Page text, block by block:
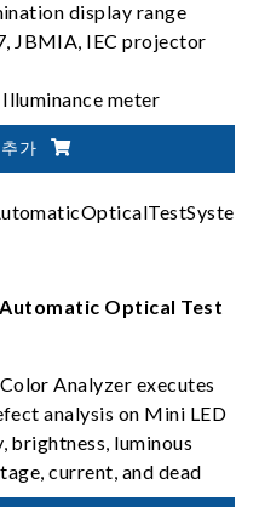
display range
JBMIA, IEC projector
meter
high test throughput
Generator and one
가
Optical Test
Analyzer executes
analysis on Mini LED
brightness, luminous
current, and dead